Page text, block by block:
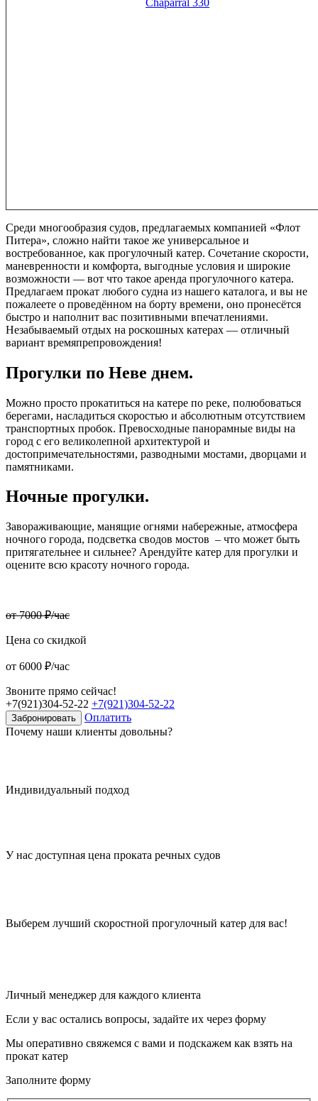
Среди многообразия судов, предлагаемых компанией «Флот
Питера», сложно найти такое же универсальное и
востребованное, как прогулочный катер. Сочетание скорости,
маневренности и комфорта, выгодные условия и широкие
возможности — вот что такое аренда прогулочного катера.
Предлагаем прокат любого судна из нашего каталога, и вы не
пожалеете о проведённом на борту времени, оно пронесётся
быстро и наполнит вас позитивными впечатлениями.
Незабываемый отдых на роскошных катерах — отличный
вариант времяпрепровождения!
Прогулки по Неве днем.
Можно просто прокатиться на катере по реке, полюбоваться
берегами, насладиться скоростью и абсолютным отсутствием
транспортных пробок. Превосходные панорамные виды на
город с его великолепной архитектурой и
достопримечательностями, разводными мостами, дворцами и
памятниками.
Ночные прогулки.
Завораживающие, манящие огнями набережные, атмосфера
ночного города, подсветка сводов мостов – что может быть
притягательнее и сильнее? Арендуйте катер для прогулки и
оцените всю красоту ночного города.
от 7000 ₽/час
Цена со скидкой
от 6000 ₽/час
Звоните прямо сейчас!
+7(921)304-52-22 +7(921)304-52-22
Забронировать
Оплатить
Почему наши клиенты довольны?
Индивидуальный подход
У нас доступная цена проката речных судов
Выберем лучший скоростной прогулочный катер для вас!
Личный менеджер для каждого клиента
Если у вас остались вопросы, задайте их через форму
Мы оперативно свяжемся с вами и подскажем как взять на
прокат катер
Заполните форму